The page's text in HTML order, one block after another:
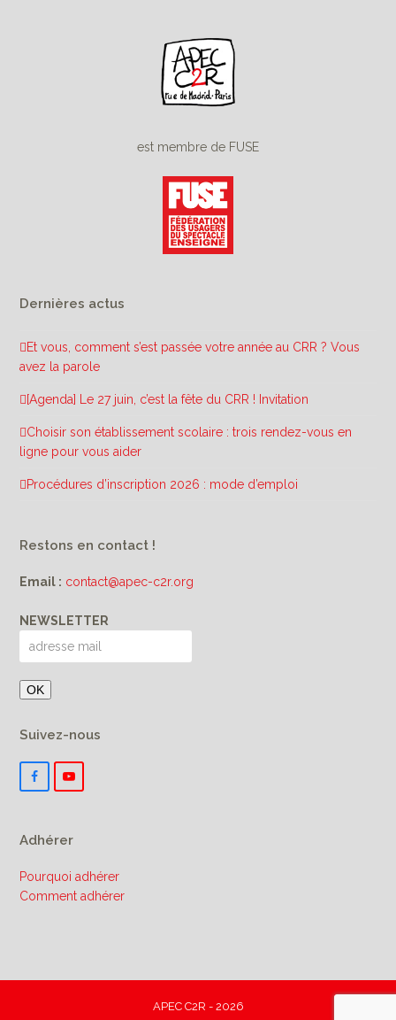
est membre de FUSE
Dernières actus
Et vous, comment s’est passée votre année au CRR ? Vous
avez la parole
[Agenda] Le 27 juin, c’est la fête du CRR ! Invitation
Choisir son établissement scolaire : trois rendez-vous en
ligne pour vous aider
Procédures d’inscription 2026 : mode d’emploi
Restons en contact !
Email : contact@apec-c2r.org
NEWSLETTER
Suivez-nous
F
a
o
Y
o
b
Adhérer
Pourquoi adhérer
Comment adhérer
APEC C2R - 2026